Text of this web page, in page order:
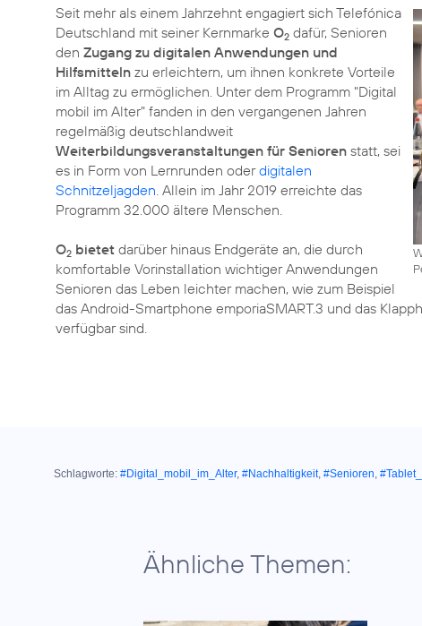
Seit mehr als einem Jahrzehnt engagiert sich Telefónica
Deutschland mit seiner Kernmarke O2 dafür, Senioren
den Zugang zu digitalen Anwendungen und
Hilfsmitteln zu erleichtern, um ihnen konkrete Vorteile
im Alltag zu ermöglichen. Unter dem Programm "Digital
mobil im Alter" fanden in den vergangenen Jahren
regelmäßig deutschlandweit
Weiterbildungsveranstaltungen für Senioren statt, sei
es in Form von Lernrunden oderdigitalen
Schnitzeljagden . Allein im Jahr 2019 erreichte das
Programm 32.000 ältere Menschen.
O2 bietet darüber hinaus Endgeräte an, die durch
komfortable Vorinstallation wichtiger Anwendungen
Senioren das Leben leichter machen, wie zum Beispiel
das Android-Smartphone emporiaSMART.3 und das
verfügbar sind.
Schlagworte: #Digital_mobil_im_Alter, #Nachhaltigkeit, #Senioren,
Ähnliche Themen: